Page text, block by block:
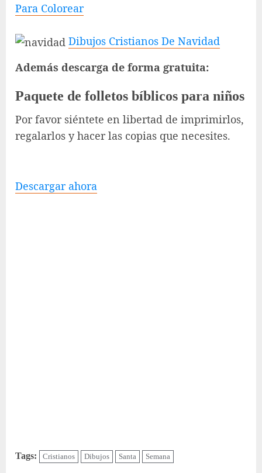
Para Colorear
Dibujos Cristianos De Navidad
Además descarga de forma gratuita:
Paquete de folletos bíblicos para niños
Por favor siéntete en libertad de imprimirlos,
regalarlos y hacer las copias que necesites.
Descargar ahora
Tags: Cristianos Dibujos Santa Semana